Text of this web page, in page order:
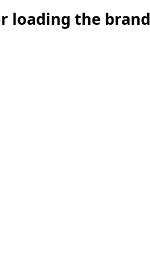
loading the brand